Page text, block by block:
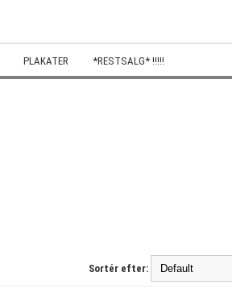
PLAKATER *RESTSALG* !!!!!
Sortér efter: